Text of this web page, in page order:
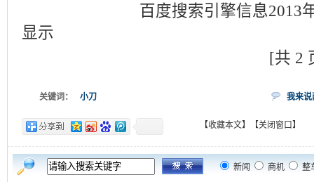
百度搜索引擎信息2013年7月
显示
[共
关键词： 小刀 我来说
【收藏本文】 【关闭窗口】
新闻 商机 整